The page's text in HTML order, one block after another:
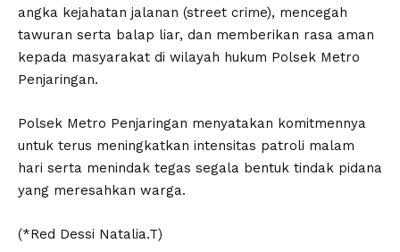
angka kejahatan jalanan (street crime), mencegah
tawuran serta balap liar, dan memberikan rasa aman
kepada masyarakat di wilayah hukum Polsek Metro
Penjaringan.
Polsek Metro Penjaringan menyatakan komitmennya
untuk terus meningkatkan intensitas patroli malam
hari serta menindak tegas segala bentuk tindak pidana
yang meresahkan warga.
(*Red Dessi Natalia.T)